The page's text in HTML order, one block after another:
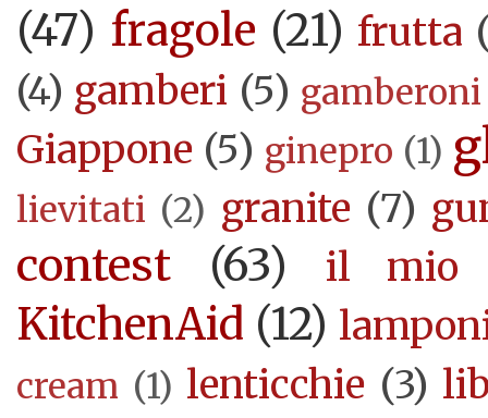
(47) fragole (21) frutta
(4) gamberi (5) gamberoni
Giappone (5) ginepro (1)
lievitati (2) granite (7)
contest (63) il mio
KitchenAid (12)
cream (1) lenticchie (3)